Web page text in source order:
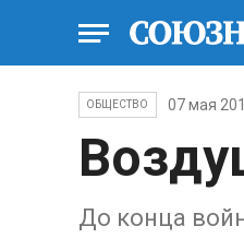
ОБЩЕСТВО 07 мая
До конца